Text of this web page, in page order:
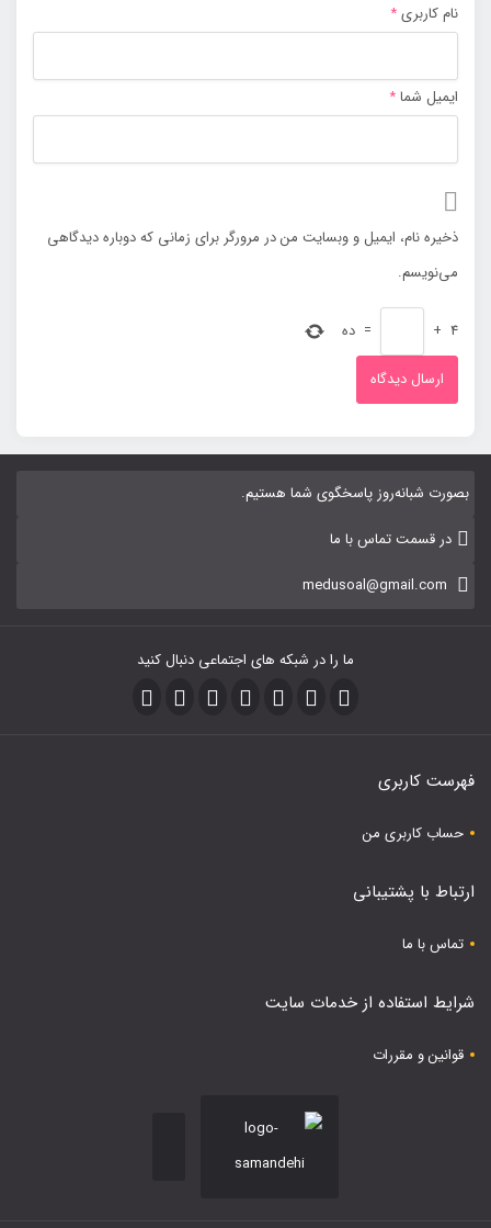
نام کاربری*
ایمیل شما*
ذخیره نام، ایمیل و وبسایت من در مرورگر برای زمانی که دوباره دیدگاهی
می‌نویسم.
4
+
= ده
بصورت شبانه‌روز پاسخگوی شما هستیم.
در قسمت تماس با ما
medusoal@gmail.com
ما را در شبکه های اجتماعی دنبال کنید
فهرست کاربری
حساب کاربری من
ارتباط با پشتیبانی
تماس با ما
شرایط استفاده از خدمات سایت
قوانین و مقررات